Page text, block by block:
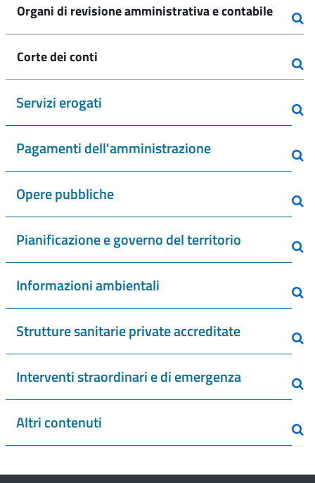
Organi di revisione amministrativa e contabile
Corte dei conti
Servizi erogati
Pagamenti dell'amministrazione
Opere pubbliche
Pianificazione e governo del territorio
Informazioni ambientali
Strutture sanitarie private accreditate
Interventi straordinari e di emergenza
Altri contenuti